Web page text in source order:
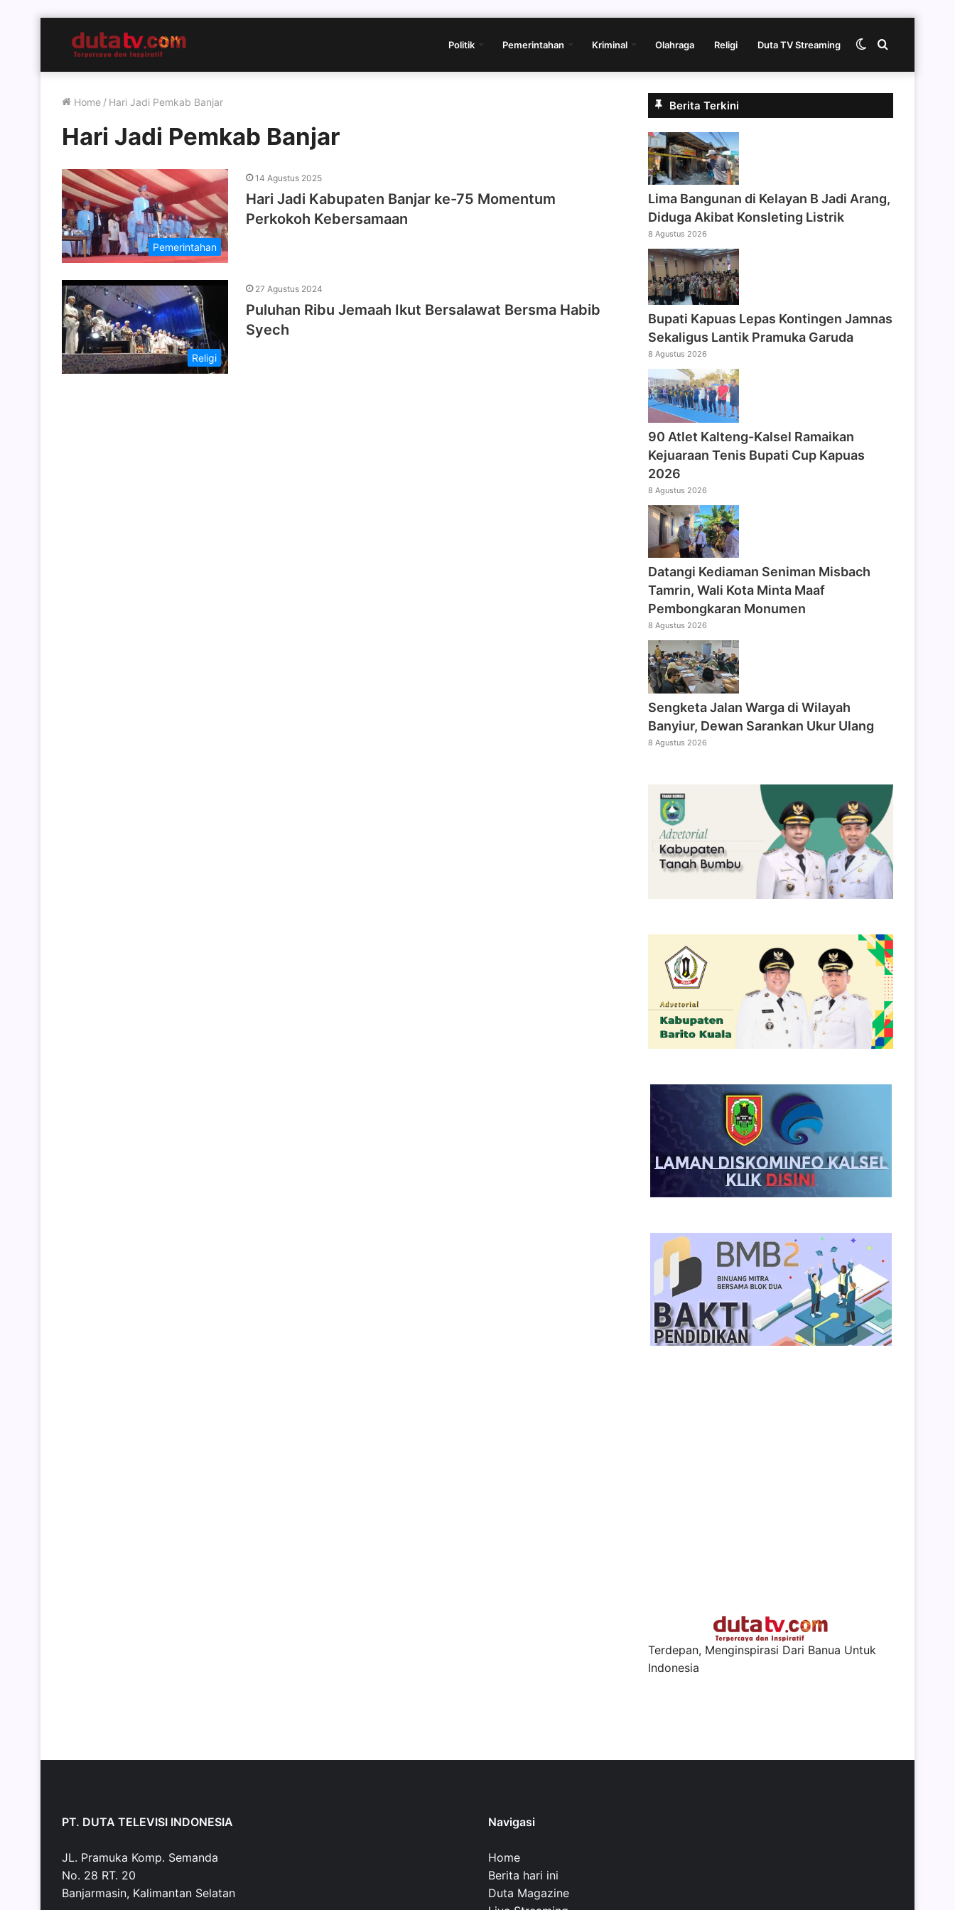
Politik Pemerintahan Kriminal Olahraga Religi Duta TV Streaming Cari
Switch
Home / Hari Jadi Pemkab Banjar
Hari Jadi Pemkab Banjar
Pemerintahan
14 Agustus 2025
Hari Jadi Kabupaten Banjar ke-75 Momentum
Perkokoh Kebersamaan
Religi
27 Agustus 2024
Puluhan Ribu Jemaah Ikut Bersalawat Bersma Habib
Syech
Berita Terkini
Lima Bangunan di Kelayan B Jadi Arang,
Diduga Akibat Konsleting Listrik
8 Agustus 2026
Bupati Kapuas Lepas Kontingen Jamnas
Sekaligus Lantik Pramuka Garuda
8 Agustus 2026
90 Atlet Kalteng-Kalsel Ramaikan
Kejuaraan Tenis Bupati Cup Kapuas
2026
8 Agustus 2026
Datangi Kediaman Seniman Misbach
Tamrin, Wali Kota Minta Maaf
Pembongkaran Monumen
8 Agustus 2026
Sengketa Jalan Warga di Wilayah
Banyiur, Dewan Sarankan Ukur Ulang
8 Agustus 2026
Terdepan, Menginspirasi Dari Banua Untuk
Indonesia
PT. DUTA TELEVISI INDONESIA
JL. Pramuka Komp. Semanda
No. 28 RT. 20
Banjarmasin, Kalimantan Selatan
Navigasi
Home
Berita hari ini
Duta Magazine